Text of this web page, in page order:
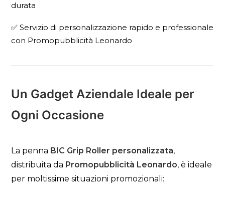
durata
✅ Servizio di personalizzazione rapido e professionale
con Promopubblicità Leonardo
Un Gadget Aziendale Ideale per
Ogni Occasione
La penna BIC Grip Roller personalizzata,
distribuita da Promopubblicità Leonardo, è ideale
per moltissime situazioni promozionali: